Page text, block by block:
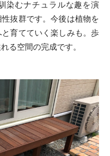
染むナチュラルな趣を演
抜群です。今後は植物を
育てていく楽しみも。歩
る空間の完成です。